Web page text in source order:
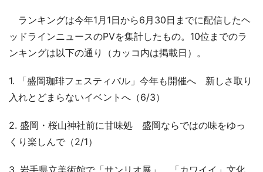
ランキングは今年1月1日から6月30日までに配信したヘ
ッドラインニュースのPVを集計したもの。10位までのラ
ンキングは以下の通り（カッコ内は掲載日）。
1. 「盛岡珈琲フェスティバル」今年も開催へ 新しさ取り
入れとどまらないイベントへ（6/3）
2. 盛岡・桜山神社前に甘味処 盛岡ならではの味をゆっ
くり楽しんで（2/1）